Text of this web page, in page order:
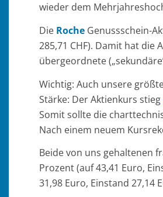
wieder dem
Die Roche Genussschein-
285,71 CHF). Damit hat
übergeordnete
Wichtig: Auch unsere
Stärke: Der Aktienkurs stieg
Somit sollte die
Nach einem neuem
Beide von uns gehaltenen
Prozent (auf 43,41 Euro,
31,98 Euro, Einstand 27,14